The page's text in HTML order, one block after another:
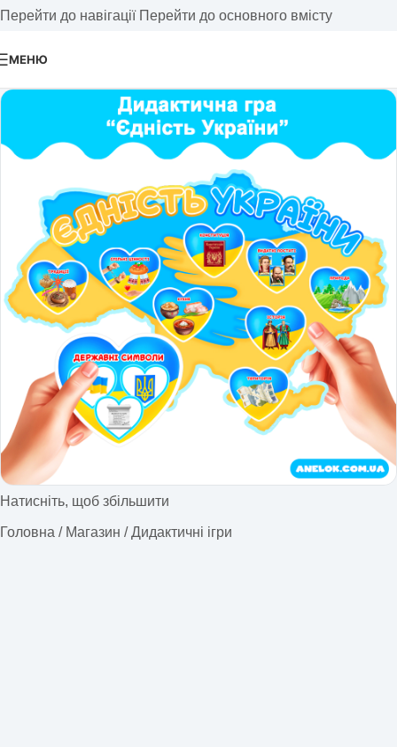
Перейти до навігації Перейти до основного вмісту
МЕНЮ
Натисніть, щоб збільшити
Головна / Магазин / Дидактичні ігри